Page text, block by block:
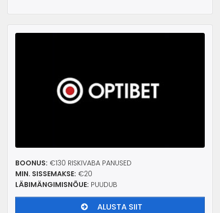
BOONUS: €130 RISKIVABA PANUSED
MIN. SISSEMAKSE: €20
LÄBIMÄNGIMISNÕUE: PUUDUB
ALUSTA SIIT